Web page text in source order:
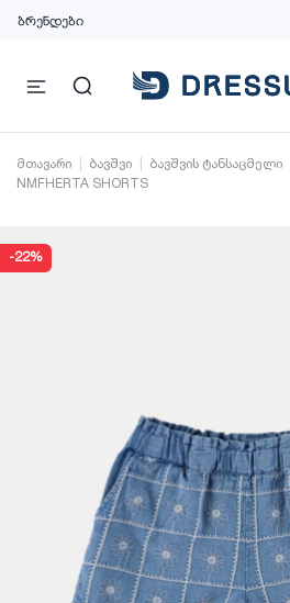
ბრენდები
მთავარი ბავშვი ბავშვის ტანსაცმელი
NMFHERTA SHORTS
-22%